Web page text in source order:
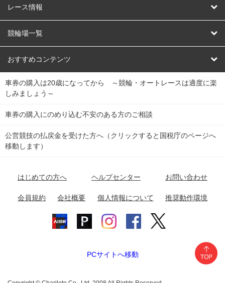
競輪
オートレース
競輪くじ
Dokanto!
チャリロトプラザ
レース情報
レース予想
レース結果
キャリーオーバー一覧
競輪場一覧
北日本 函館競輪場
関
東
弥彦競輪場 前橋競輪場 取手競輪場 宇都宮競輪場
関
東
小田原競輪場
名古屋競輪場 岐阜競輪場 大垣競輪場 豊橋競輪場
富山競輪場 松阪競輪場 四日市競輪場
福井競輪場 奈良競輪場 向日町競輪場
おすすめコンテンツ
競輪選手情報
Perfecta Navi
netkeirin
車券の購入は20歳になってから ～競輪・オートレースは適度に楽
しみましょう～
車券の購入にのめり込む不安のある方のご相談
公営競技の払戻金を受けた方へ（クリックすると国税庁のページへ
移動します）
はじめての方へ ヘルプセンター お問い合わせ
会員規約 会社概要 個人情報について 推奨動作環境
PCサイトへ移動